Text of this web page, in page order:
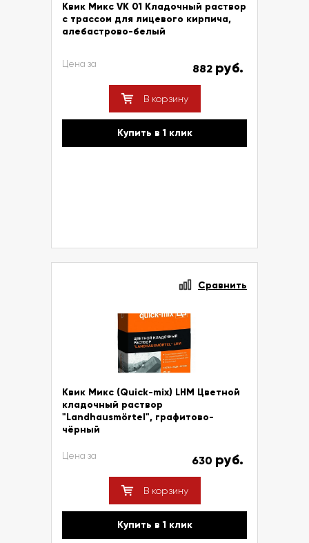
Квик Микс VK 01 Кладочный раствор
с трассом для лицевого кирпича,
алебастрово-белый
Цена за 882 руб.
В корзину
Купить в 1 клик
Сравнить
Квик Микс (Quick-mix) LHM Цветной
кладочный раствор
"Landhausmörtel", графитово-
чёрный
Цена за 630 руб.
В корзину
Купить в 1 клик